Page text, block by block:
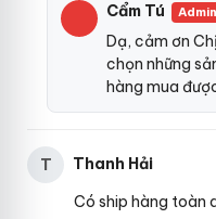
Cẩm Tú Admin
Dạ, cảm ơn
chọn những
hàng mua
T
Thanh Hải
Có ship hàng toàn